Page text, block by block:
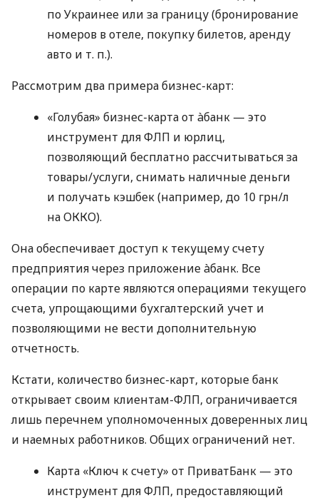
по Украинее или за границу (бронирование
номеров в отеле, покупку билетов, аренду
авто и т. п.).
Рассмотрим два примера бизнес-карт:
«Голубая» бизнес-карта от àбанк — это
инструмент для ФЛП и юрлиц,
позволяющий бесплатно рассчитываться за
товары/услуги, снимать наличные деньги
и получать кэшбек (например, до 10 грн/л
на ОККО).
Она обеспечивает доступ к текущему счету
предприятия через приложение àбанк. Все
операции по карте являются операциями текущего
счета, упрощающими бухгалтерский учет и
позволяющими не вести дополнительную
отчетность.
Кстати, количество бизнес-карт, которые банк
открывает своим клиентам-ФЛП, ограничивается
лишь перечнем уполномоченных доверенных лиц
и наемных работников. Общих ограничений нет.
Карта «Ключ к счету» от ПриватБанк — это
инструмент для ФЛП, предоставляющий